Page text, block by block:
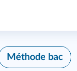
Méthode bac